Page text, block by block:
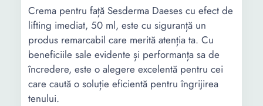
Crema pentru față Sesderma Daeses cu efect de
lifting imediat, 50 ml, este cu siguranță un
produs remarcabil care merită atenția ta. Cu
beneficiile sale evidente și performanța sa de
încredere, este o alegere excelentă pentru cei
care caută o soluție eficientă pentru îngrijirea
tenului.